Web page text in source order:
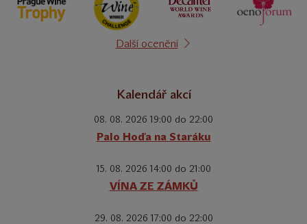
Další ocenění
Kalendář akcí
08. 08. 2026 19:00 do 22:00
Palo Hoďa na Staráku
15. 08. 2026 14:00 do 21:00
VÍNA ZE ZÁMKŮ
29. 08. 2026 17:00 do 22:00